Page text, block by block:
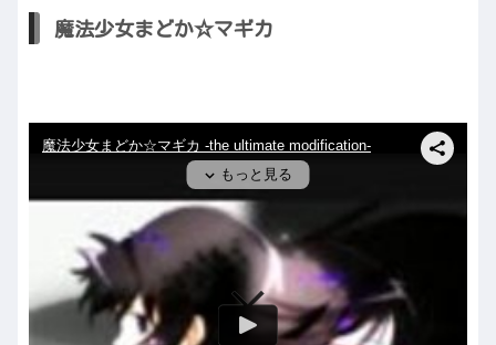
魔法少女まどか☆マギカ